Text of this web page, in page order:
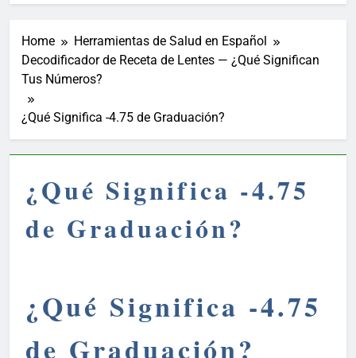
Home
Herramientas de Salud en Español
Decodificador de Receta de Lentes — ¿Qué Significan
Tus Números?
¿Qué Significa -4.75 de Graduación?
¿Qué Significa -4.75
de Graduación?
¿Qué Significa -4.75
de Graduación?